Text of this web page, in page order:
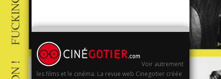
Voir autrement
les films et le cinéma. La revue web Cinegotier créée